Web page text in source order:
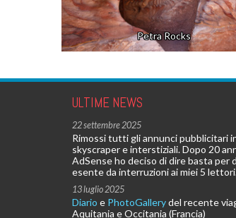
Petra Rocks
ULTIME NEWS
22 settembre 2025
Rimossi tutti gli annunci pubblicitari
skyscraper e interstiziali. Dopo 20
AdSense ho deciso di dire basta per
esente da interruzioni ai miei 5
13 luglio 2025
Diario e PhotoGallerydel recente
Aquitania e Occitania (Francia)